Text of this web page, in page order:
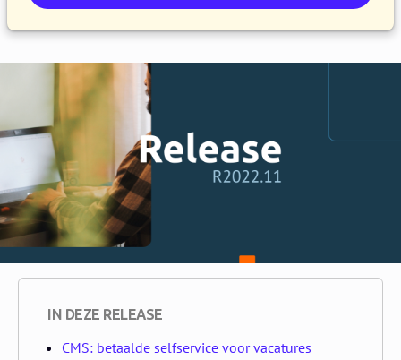
IN DEZE RELEASE
CMS: betaalde selfservice voor vacatures